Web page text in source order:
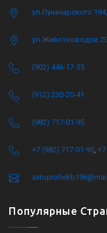
ул.Луначарского
ул.Животноводов
(902) 446-17-35
(912) 230-20-41
(982) 717-01-95
+7 (982) 717-01-95
Популярные